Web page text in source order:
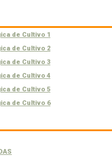
de Cultivo 1
de Cultivo 2
de Cultivo 3
de Cultivo 4
de Cultivo 5
de Cultivo 6